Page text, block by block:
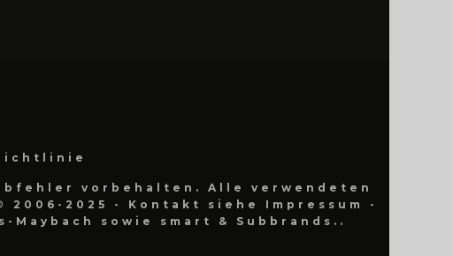
vorbehalten. Alle verwendeten
2025 - Kontakt siehe Impressum -
sowie smart & Subbrands..